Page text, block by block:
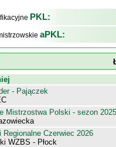
PKL:
aPKL:
- Pajączek
Mistrzostwa Polski - sezon
Regionalne Czerwiec 2026
WZBS - Płock